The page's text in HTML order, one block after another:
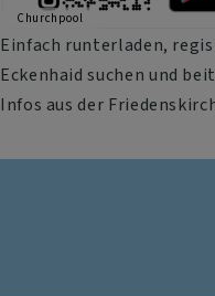
Churchpool
Einfach runterladen,
Eckenhaid suchen und
Infos aus der